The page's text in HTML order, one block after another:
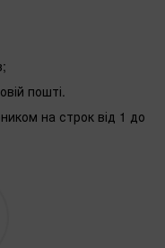
пошті.
на строк від 1 до